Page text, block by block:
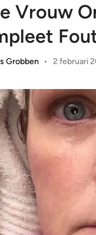
Vrouw
Grobben • 2 februari